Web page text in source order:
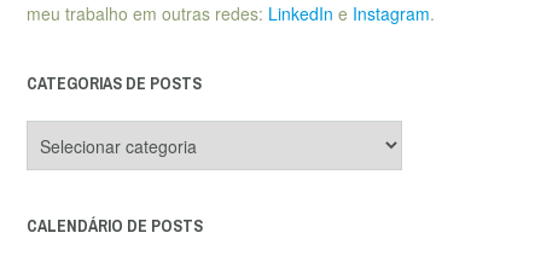
meu trabalho em outras redes: LinkedIn e Instagram.
CATEGORIAS DE POSTS
de
CALENDÁRIO DE POSTS